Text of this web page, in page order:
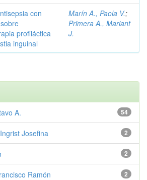
con
profiláctica
inguinal
Marín A., Paola V.;
Primera A., Mariant
J.
54
A.
2
Josefina
2
2
Ramón